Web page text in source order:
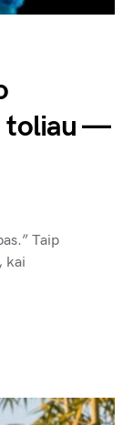
toliau —
Taip
kai